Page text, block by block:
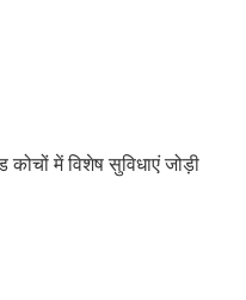
में विशेष सुविधाएं जोड़ी